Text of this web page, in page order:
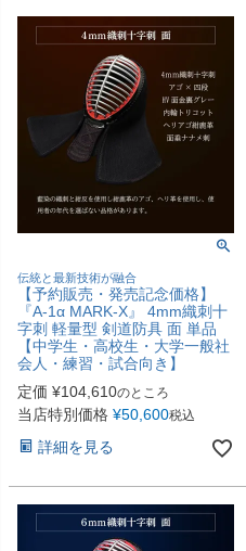
伝統と最新技術が融合
【予約販売・発売記念価格】
『A-1α MARK-X』 4mm織刺十
字刺 軽量型 剣道防具 面 単品
【中学生・高校生・大学一般社
会人・練習・試合向き】
定価 ¥104,610のところ
当店特別価格 ¥50,600税込
詳細を見る